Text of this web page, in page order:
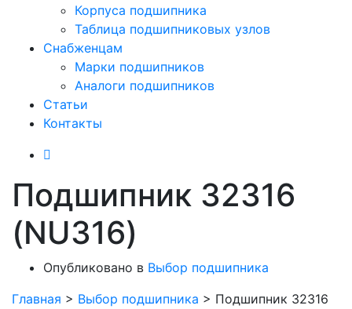
Корпуса подшипника
Таблица подшипниковых узлов
Снабженцам
Марки подшипников
Аналоги подшипников
Статьи
Контакты
Подшипник 32316
(NU316)
Опубликовано в Выбор подшипника
Главная > Выбор подшипника > Подшипник 32316